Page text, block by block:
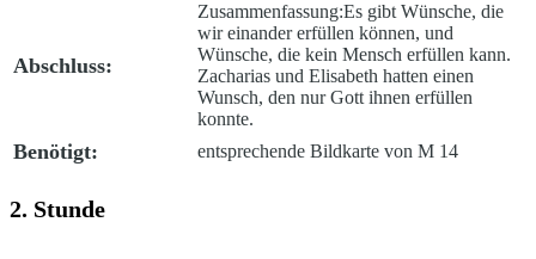
Abschluss:
Zusammenfassung:Es gibt Wünsche, die
wir einander erfüllen können, und
Wünsche, die kein Mensch erfüllen kann.
Zacharias und Elisabeth hatten einen
Wunsch, den nur Gott ihnen erfüllen
konnte.
Benötigt: entsprechende Bildkarte von M 14
2. Stunde